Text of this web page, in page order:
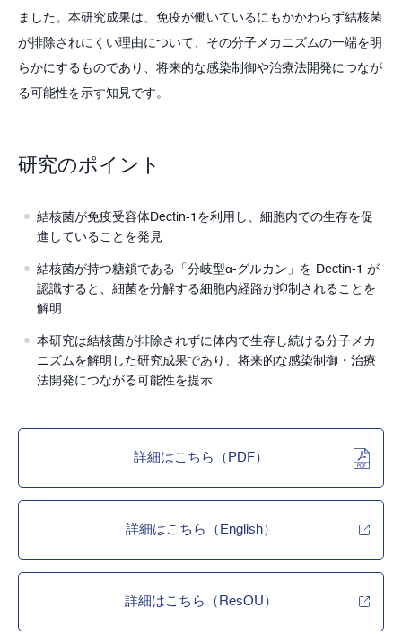
ました。本研究成果は、免疫が働いているにもかかわらず結核菌
が排除されにくい理由について、その分子メカニズムの一端を明
らかにするものであり、将来的な感染制御や治療法開発につなが
る可能性を示す知見です。
研究のポイント
結核菌が免疫受容体Dectin-1を利用し、細胞内での生存を促
進していることを発見
結核菌が持つ糖鎖である「分岐型α-グルカン」を Dectin-1 が
認識すると、細菌を分解する細胞内経路が抑制されることを
解明
本研究は結核菌が排除されずに体内で生存し続ける分子メカ
ニズムを解明した研究成果であり、将来的な感染制御・治療
法開発につながる可能性を提示
詳細はこちら（PDF）
詳細はこちら（English）
詳細はこちら（ResOU）